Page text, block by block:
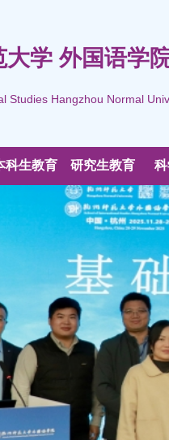
大学 外国语学
Studies Hangzhou Normal
科生教育 研究生教育